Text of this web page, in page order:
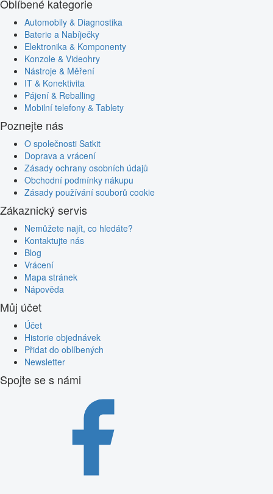
Oblíbené kategorie
Automobily & Diagnostika
Baterie a Nabíječky
Elektronika & Komponenty
Konzole & Videohry
Nástroje & Měření
IT & Konektivita
Pájení & Reballing
Mobilní telefony & Tablety
Poznejte nás
O společnosti Satkit
Doprava a vrácení
Zásady ochrany osobních údajů
Obchodní podmínky nákupu
Zásady používání souborů cookie
Zákaznický servis
Nemůžete najít, co hledáte?
Kontaktujte nás
Blog
Vrácení
Mapa stránek
Nápověda
Můj účet
Účet
Historie objednávek
Přidat do oblíbených
Newsletter
Spojte se s námi